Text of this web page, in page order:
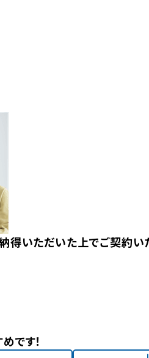
得いただいた上でご契約い
です！